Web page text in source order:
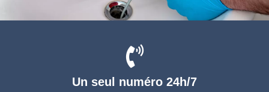
Un seul numéro 24h/7